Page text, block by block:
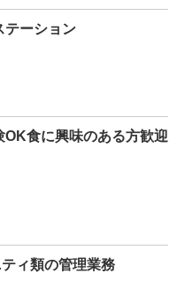
テーション
食に興味のある方歓迎
ィ類の管理業務